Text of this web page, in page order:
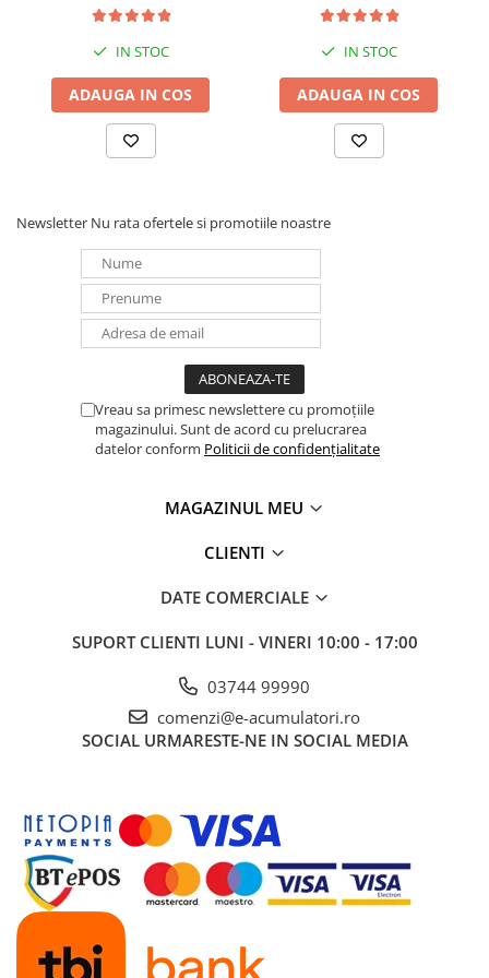
Panouri portabile
Racire/Incalzire
Statii energie portabile
Dulapuri pentru cablare
Tablouri electrice
Lumina (Becuri si Lanterne)
cabluri USB, prelungitoare USB
Cablu de date si Adaptoare
Solutii solare portabile
Sisteme de prindere
Pompe de caldura
IN STOC
ADAUGA IN COS
IN STOC
ADAUGA IN COS
Newsletter Nu rata ofertele si promotiile noastre
Vreau sa primesc newslettere cu promoțiile
magazinului. Sunt de acord cu prelucrarea
datelor conform Politicii de confidențialitate
MAGAZINUL MEU
CLIENTI
DATE COMERCIALE
SUPORT CLIENTI LUNI - VINERI 10:00 - 17:00
03744 99990
comenzi@e-acumulatori.ro
SOCIAL URMARESTE-NE IN SOCIAL MEDIA